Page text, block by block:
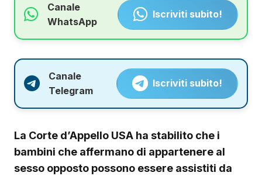
Canale
WhatsApp
Iscriviti subito!
Canale
Telegram
Iscriviti subito!
La Corte d’Appello USA ha stabilito che i
bambini che affermano di appartenere al
sesso opposto possono essere assistiti da